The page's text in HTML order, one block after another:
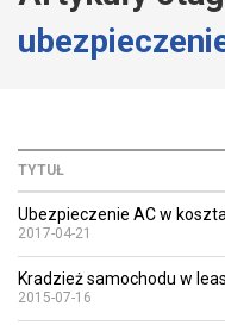
TYTUŁ
Ubezpieczenie AC w
2017-04-21
Kradzież samochodu w
2015-07-16